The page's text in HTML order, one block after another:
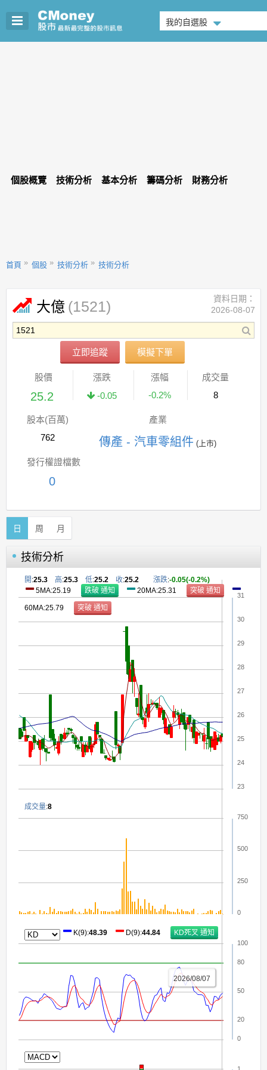
我的自選股
個股概覽 技術分析 基本分析 籌碼分析 財務分析
首頁 個股 技術分析 技術分析
大億 (1521)
立即追蹤 模擬下單
資料日期：
2026-08-07
股價
25.2
漲跌
-0.05
漲幅
-0.2%
成交量
8
股本(百萬)
762
產業
傳產 - 汽車零組件 (上市)
發行權證檔數
0
日 周 月
技術分析
23
24
25
26
27
28
29
30
31
0
250
500
750
0
20
50
80
100
2026/08/07
開 :25.3 高:25.3 低:25.2 收:25.2 漲跌:-0.05(-0.2%)
5MA:25.19
20MA:25.31
60MA:25.79
成交量:8
K(9):48.39 D(9):44.84